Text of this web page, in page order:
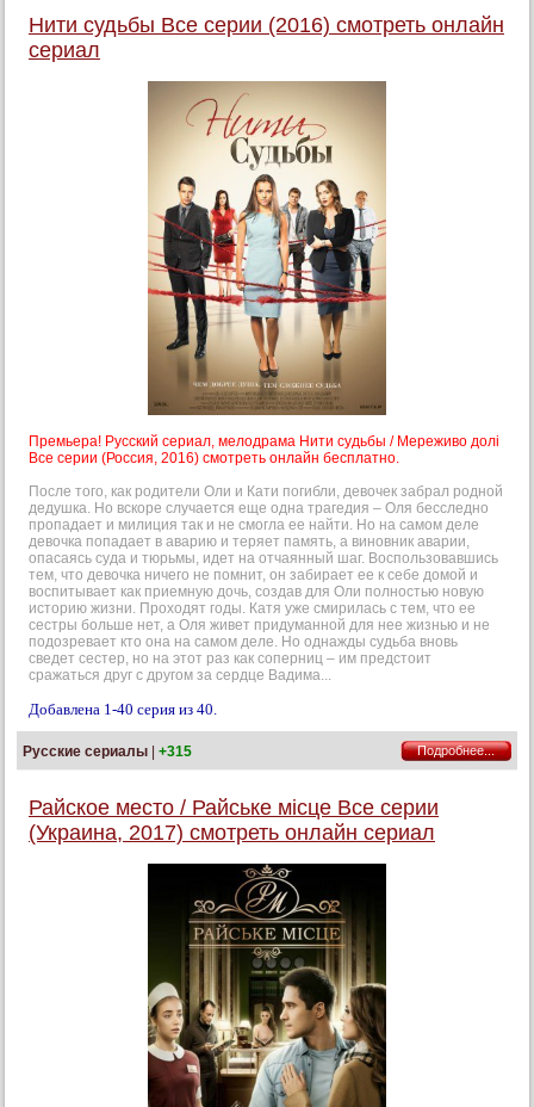
Нити судьбы Все серии (2016) смотреть онлайн
сериал
Премьера! Русский сериал, мелодрама Нити судьбы / Мереживо долі
Все серии (Россия, 2016) смотреть онлайн бесплатно.
После того, как родители Оли и Кати погибли, девочек забрал родной
дедушка. Но вскоре случается еще одна трагедия – Оля бесследно
пропадает и милиция так и не смогла ее найти. Но на самом деле
девочка попадает в аварию и теряет память, а виновник аварии,
опасаясь суда и тюрьмы, идет на отчаянный шаг. Воспользовавшись
тем, что девочка ничего не помнит, он забирает ее к себе домой и
воспитывает как приемную дочь, создав для Оли полностью новую
историю жизни. Проходят годы. Катя уже смирилась с тем, что ее
сестры больше нет, а Оля живет придуманной для нее жизнью и не
подозревает кто она на самом деле. Но однажды судьба вновь
сведет сестер, но на этот раз как соперниц – им предстоит
сражаться друг с другом за сердце Вадима...
Добавлена 1-40 серия из 40.
Русские сериалы +315 Подробнее...
Райское место / Райське місце Все серии
(Украина, 2017) смотреть онлайн сериал